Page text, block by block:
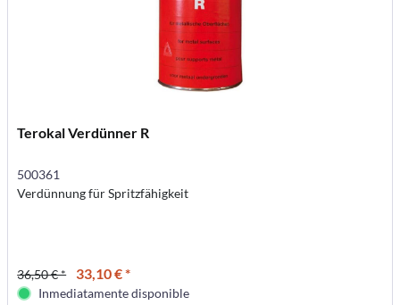
Terokal Verdünner R
500361
Verdünnung für Spritzfähigkeit
36,50 € * 33,10 € *
Inmediatamente disponible